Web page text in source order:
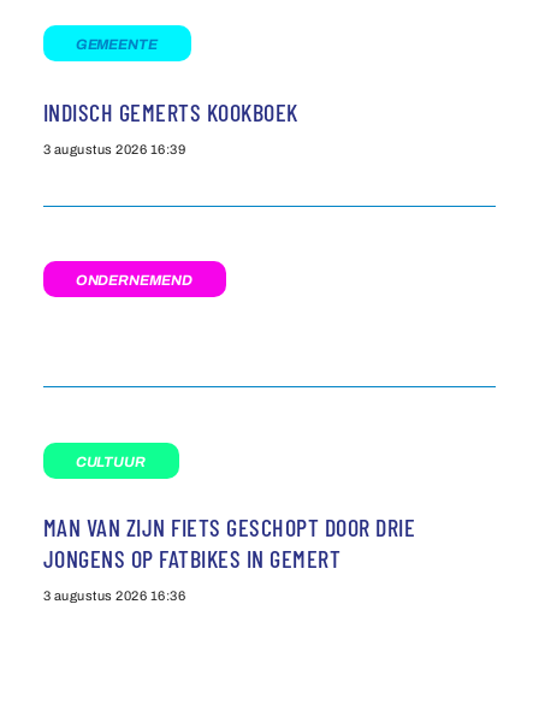
GEMEENTE
INDISCH GEMERTS KOOKBOEK
3 augustus 2026 16:39
ONDERNEMEND
CULTUUR
MAN VAN ZIJN FIETS GESCHOPT DOOR DRIE
JONGENS OP FATBIKES IN GEMERT
3 augustus 2026 16:36